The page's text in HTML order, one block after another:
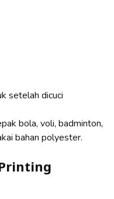
setelah dicuci
bola, voli, badminton,
bahan polyester.